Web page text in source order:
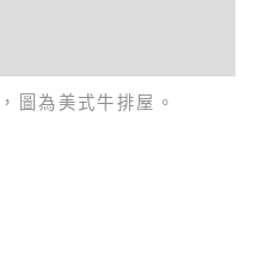
圖為美式牛排屋。